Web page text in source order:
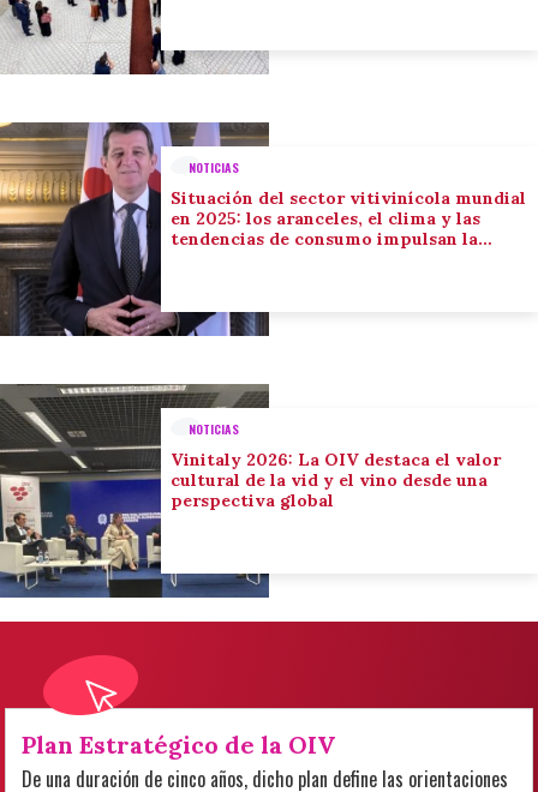
NOTICIAS
Situación del sector vitivinícola mundial
en 2025: los aranceles, el clima y las
tendencias de consumo impulsan la
NOTICIAS
Vinitaly 2026: La OIV destaca el valor
cultural de la vid y el vino desde una
perspectiva global
Plan Estratégico de la OIV
De una duración de cinco años, dicho plan define las orientaciones